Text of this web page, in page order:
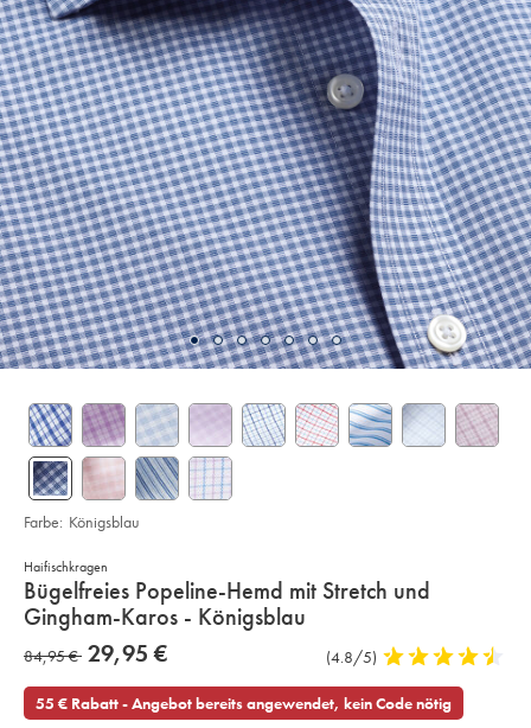
Haifischkragen
details
about
product:
Bügelfreies Popeline-Hemd mit Stretch und
Gingham-Karos - Königsblau
Details
https://www.charlestyrwhitt.com/de/buegelfreies-
popeline-
mit-
stretch-
und-
was
84,95
€
84,95 € now
29,95
€
29,95 € Produktrezensionen
(4.8/5) 4,8
out
of
55 € Rabatt - Angebot bereits angewendet, kein Code nötig
Farbe: Königsblau